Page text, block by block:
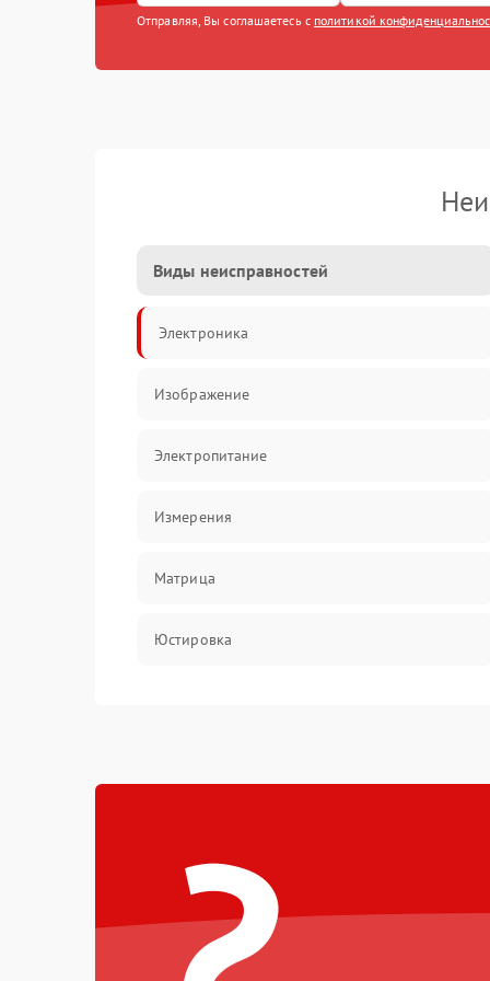
Отправляя, Вы соглашаетесь с политикой
Виды неисправностей
Электроника
Изображение
Электропитание
Измерения
Матрица
Юстировка